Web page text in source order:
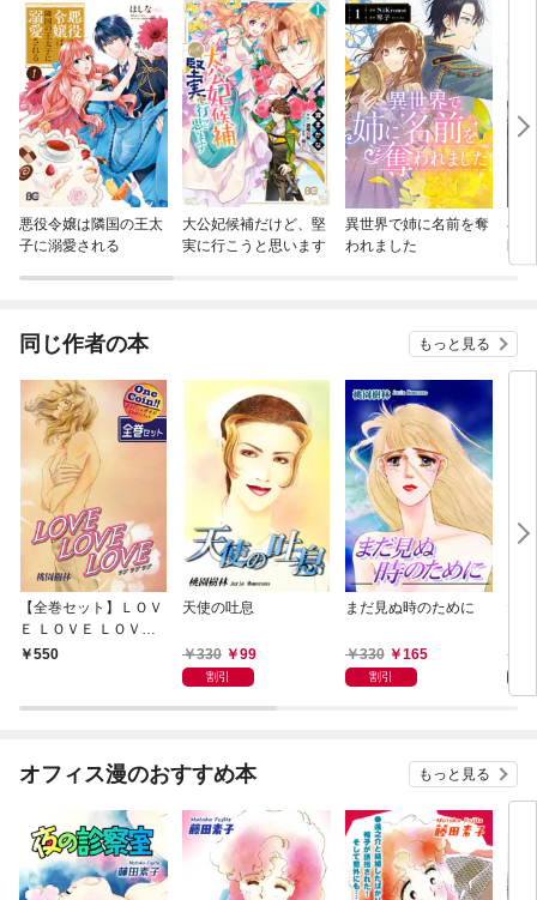
悪役令嬢は隣国の王太
子に溺愛される
大公妃候補だけど、堅
実に行こうと思います
異世界で姉に名前を奪
われました
小
医
同じ作者の本 もっと見る
【全巻セット】ＬＯＶ
Ｅ ＬＯＶＥ ＬＯＶＥ
｜全2巻ワンコイ
550
天使の吐息
330 99
割引
まだ見ぬ時のために
330 165
割引
だ
オフィス漫のおすすめ本 もっと見る